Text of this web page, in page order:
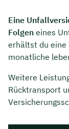
Über Uns
Kontakt
Eine
Folgen eines
erhältst du eine
monatliche
Weitere
Rücktransport